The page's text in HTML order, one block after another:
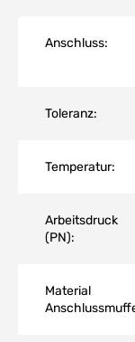
Anschluss:
Toleranz:
Temperatur:
Arbeitsdruck
(PN):
Material